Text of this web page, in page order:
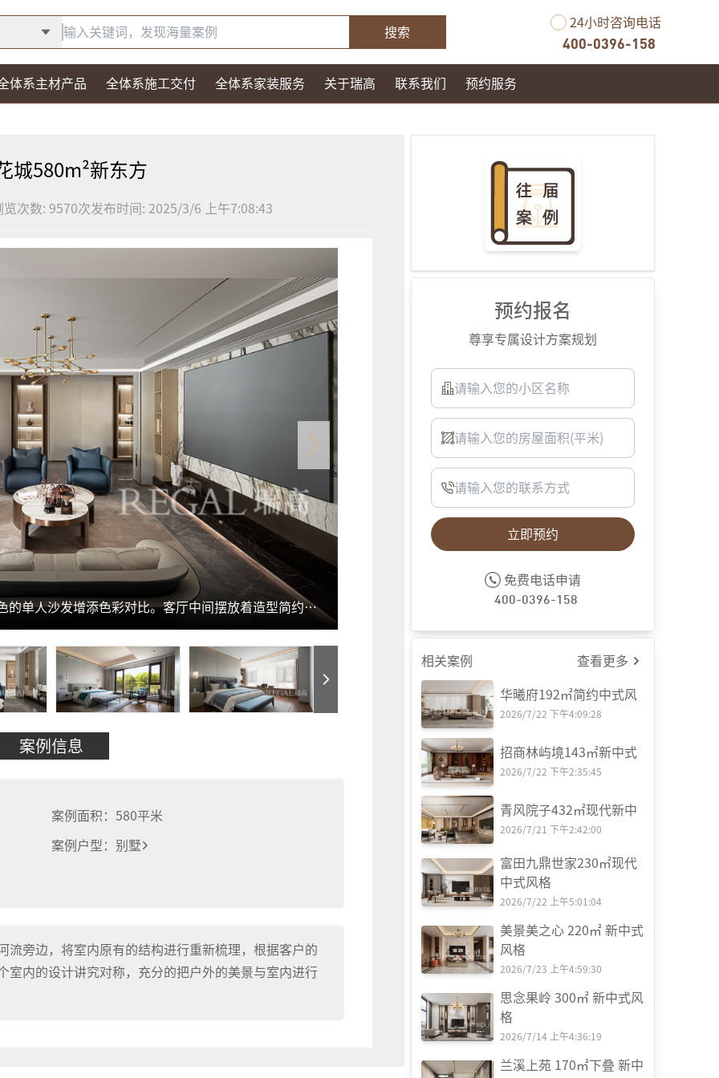
搜索
24小时咨询电话
400-0396-158
体系主材产品 全体系施工交付 全体系家装服务 关于瑞高 联系我们 预约服务
城580m²新东方
览次数: 9570次发布时间: 2025/3/6 上午7:08:43
客厅整体色调以中性色为主，搭配深蓝色的单人沙发增添色彩对比。客厅中间摆放着造型简约的米色沙发和茶几，上方是具有设计感的金色吊灯，提升了空间的精致感。墙面部分采用大理石装饰，嵌入了大屏幕，兼具美观与实用。两侧的开放式书架摆放着装饰品，增加了空间的文化氛围。地面使用大理石铺设，整体营造出简洁、大气且富有质感的居住氛围 。
案例信息
案例面积： 580平米
案例户型： 别墅
流旁边，将室内原有的结构进行重新梳理，根据客户的
室内的设计讲究对称，充分的把户外的美景与室内进行
预约报名
尊享专属设计方案规划
立即预约
免费电话申请
400-0396-158
相关案例 查看更多
华曦府192㎡简约中式风
2026/7/22 下午4:09:28
招商林屿境143㎡新中式
2026/7/22 下午2:35:45
青风院子432㎡现代新中
2026/7/21 下午2:42:00
富田九鼎世家230㎡现代
中式风格
2026/7/22 上午5:01:04
美景美之心 220㎡ 新中式
风格
2026/7/23 上午4:59:30
思念果岭 300㎡ 新中式风
格
2026/7/14 上午4:36:19
兰溪上苑 170㎡下叠 新中